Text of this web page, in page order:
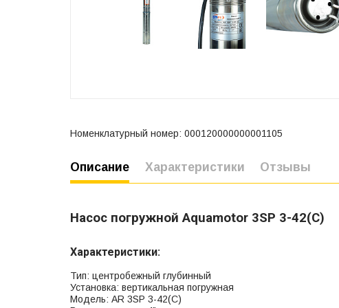
Номенклатурный номер: 000120000000001105
Описание Характеристики Отзывы
Насос погружной Aquamotor 3SP 3-42(С)
Характеристики:
Тип: центробежный глубинный
Установка: вертикальная погружная
Модель: AR 3SP 3-42(С)